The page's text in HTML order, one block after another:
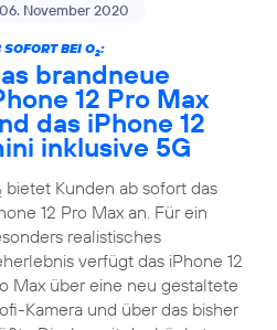
06. November 2020
BEI O2:
brandneue
12 Pro Max
das iPhone 12
inklusive 5G
bietet Kunden ab sofort das
12 Pro Max an. Für ein
realistisches
verfügt das iPhone 12
Max über eine neu gestaltete
Kamera und über das bisher